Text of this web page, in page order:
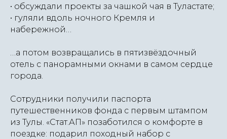
• обсуждали проекты за чашкой чая в Туластате;
• гуляли вдоль ночного Кремля и
набережной…
…а потом возвращались в пятизвёздочный
отель с панорамными окнами в самом сердце
города.
Сотрудники получили паспорта
путешественников фонда с первым штампом
из Тулы. «Стат.АП» позаботился о комфорте в
поездке: подарил походный набор с